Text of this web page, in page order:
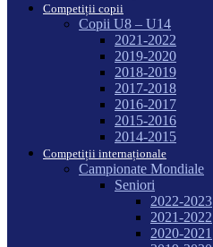
Competiții copii
Copii U8 – U14
2021-2022
2019-2020
2018-2019
2017-2018
2016-2017
2015-2016
2014-2015
Competiții internaționale
Campionate Mondiale
Seniori
2022-2023
2021-2022
2020-2021